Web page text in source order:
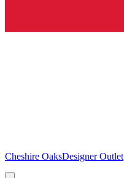
Cheshire OaksDesigner Outlet